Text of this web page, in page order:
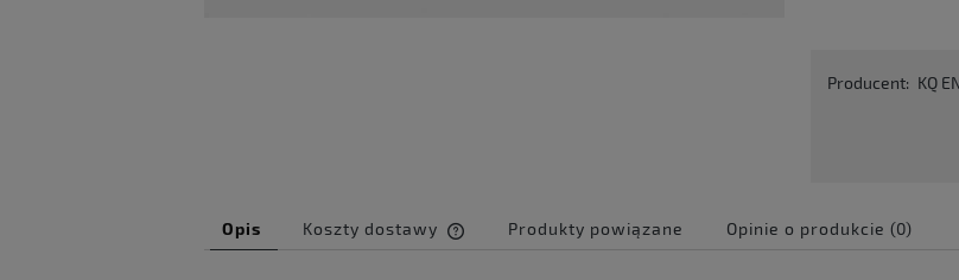
Producent: KQ
Opis Koszty dostawy Produkty powiązane Opinie o produkcie (0)